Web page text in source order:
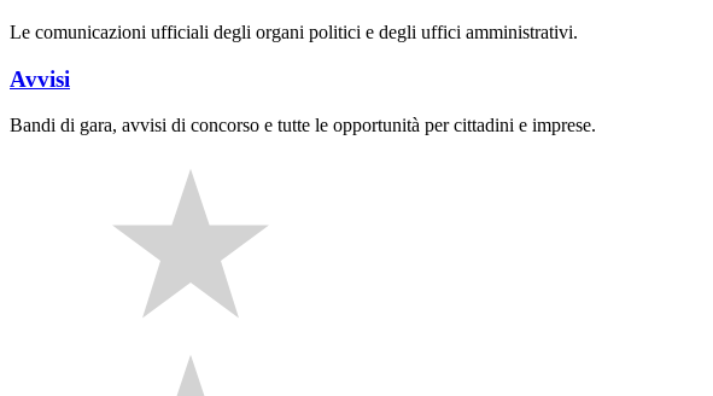
Le comunicazioni ufficiali degli organi politici e degli uffici amministrativi.
Avvisi
Bandi di gara, avvisi di concorso e tutte le opportunità per cittadini e imprese.